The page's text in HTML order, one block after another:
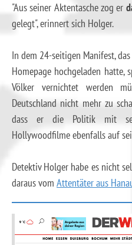
"Aus seiner Aktentasche zog er
gelegt", erinnert sich Holger.
In dem 24-seitigen Manifest,
Homepage hochgeladen hatte,
Völker vernichtet werden
Deutschland nicht mehr zu
dass er die Politik mit
Hollywoodfilme ebenfalls auf
Detektiv Holger habe es nicht
daraus vom Attentäter aus